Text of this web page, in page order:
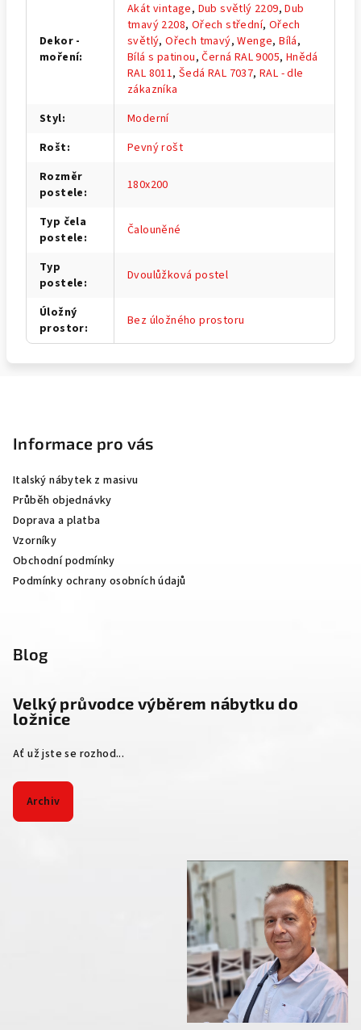
Dekor -
moření:
Akát vintage, Dub světlý 2209,Dub
tmavý 2208, Ořech střední, Ořech
světlý,Ořech tmavý,Wenge,Bílá,
Bílá s patinou,Černá RAL 9005, Hnědá
RAL 8011,Šedá RAL 7037,RAL - dle
zákazníka
Styl:
Moderní
Rošt:
Pevný rošt
Rozměr
postele: 180x200
Typ čela
postele: Čalouněné
Typ
postele: Dvoulůžková postel
Úložný
prostor: Bez úložného prostoru
Informace pro vás
Italský nábytek z masivu
Průběh objednávky
Doprava a platba
Vzorníky
Obchodní podmínky
Podmínky ochrany osobních údajů
Blog
Velký průvodce výběrem nábytku do
ložnice
Ať už jste se rozhod...
Archiv